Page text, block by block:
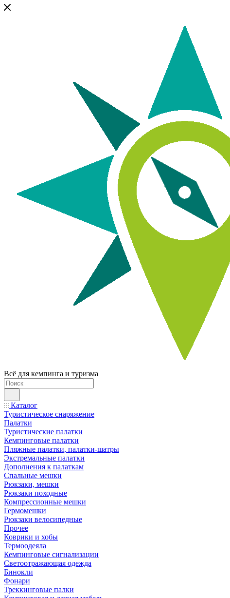
Всё для кемпинга и туризма
Каталог
Туристическое снаряжение
Палатки
Туристические палатки
Кемпинговые палатки
Пляжные палатки, палатки-шатры
Экстремальные палатки
Дополнения к палаткам
Спальные мешки
Рюкзаки, мешки
Рюкзаки походные
Компрессионные мешки
Гермомешки
Рюкзаки велосипедные
Прочее
Коврики и хобы
Термоодеяла
Кемпинговые сигнализации
Светоотражающая одежда
Бинокли
Фонари
Треккинговые палки